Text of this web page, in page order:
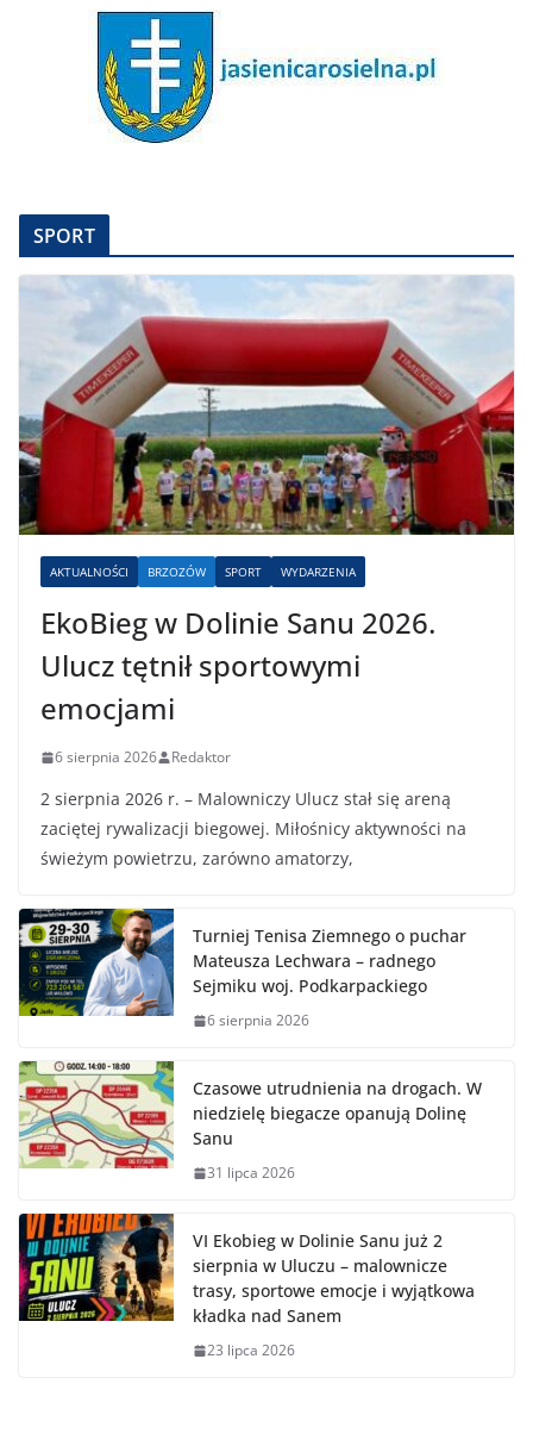
SPORT
AKTUALNOŚCI BRZOZÓW SPORT WYDARZENIA
EkoBieg w Dolinie Sanu 2026.
Ulucz tętnił sportowymi
emocjami
6 sierpnia 2026 Redaktor
2 sierpnia 2026 r. – Malowniczy Ulucz stał się areną
zaciętej rywalizacji biegowej. Miłośnicy aktywności na
świeżym powietrzu, zarówno amatorzy,
Turniej Tenisa Ziemnego o puchar
Mateusza Lechwara – radnego
Sejmiku woj. Podkarpackiego
6 sierpnia 2026
Czasowe utrudnienia na drogach. W
niedzielę biegacze opanują Dolinę
Sanu
31 lipca 2026
VI Ekobieg w Dolinie Sanu już 2
sierpnia w Uluczu – malownicze
trasy, sportowe emocje i wyjątkowa
kładka nad Sanem
23 lipca 2026